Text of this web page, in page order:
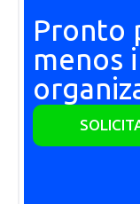
Pronto
menos